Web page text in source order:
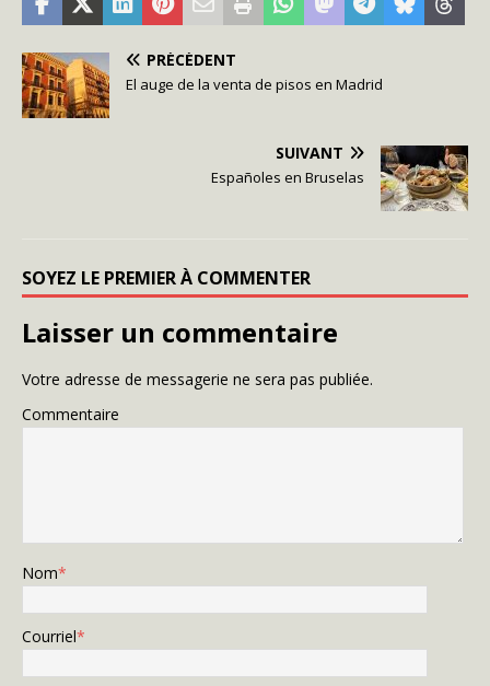
PRÉCÉDENT
El auge de la venta de pisos en Madrid
SUIVANT
Españoles en Bruselas
SOYEZ LE PREMIER À COMMENTER
Laisser un commentaire
Votre adresse de messagerie ne sera pas publiée.
Commentaire
Nom*
Courriel*